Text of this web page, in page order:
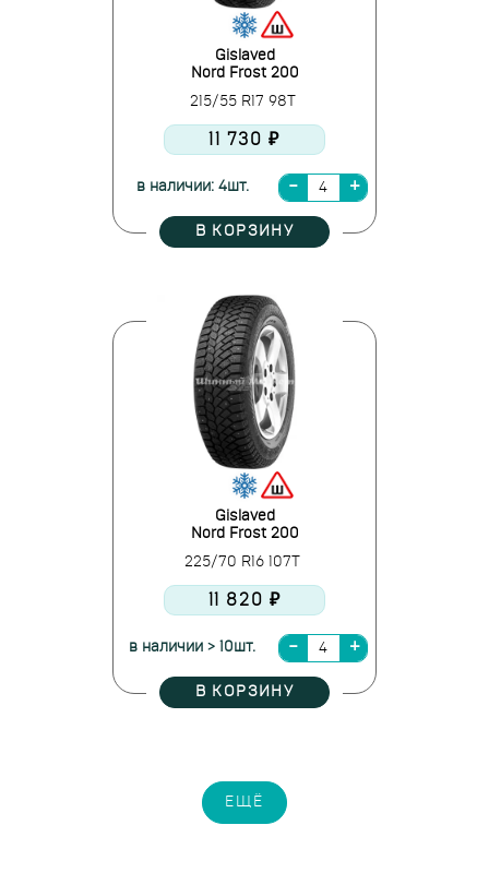
Gislaved
Nord Frost 200
215/55 R17 98T
11 730 ₽
в наличии: 4шт.
В КОРЗИНУ
Gislaved
Nord Frost 200
225/70 R16 107T
11 820 ₽
в наличии > 10шт.
В КОРЗИНУ
ЕЩЁ